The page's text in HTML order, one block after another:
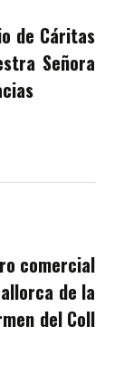
de Cáritas
Señora
comercial
de la
del Coll